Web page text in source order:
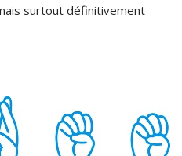
surtout définitivement